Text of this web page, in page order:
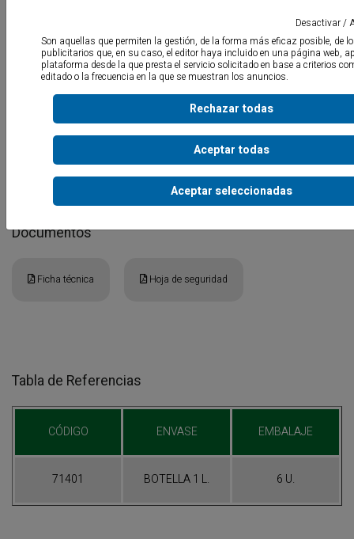
Líquido que mantiene limpios desagües y tuberíaseliminando los
y reduciendo el riesgo de atascos. Elimina
biológicamente grasas y otros residuos. Desarrolla su acción
durante las 8 horas siguientes a su aplicación.
Documentos
Ficha técnica Hoja de seguridad
Tabla de Referencias
CÓDIGO ENVASE EMBALAJE
71401 BOTELLA 1 L. 6 U.
Desactivar
Son aquellas que permiten la gestión, de la forma más eficaz posible, de
publicitarios que, en su caso, el editor haya incluido en una página web,
plataforma desde la que presta el servicio solicitado en base a criterios
editado o la frecuencia en la que se muestran los anuncios.
Rechazar todas
Aceptar todas
Aceptar seleccionadas